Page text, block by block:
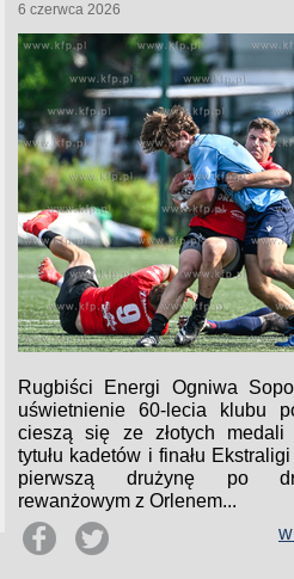
6 czerwca 2026
Rugbiści Energi Ogniwa
uświetnienie 60-lecia klubu
cieszą się ze złotych medali
tytułu kadetów i finału
pierwszą drużynę po
rewanżowym z Orlenem...